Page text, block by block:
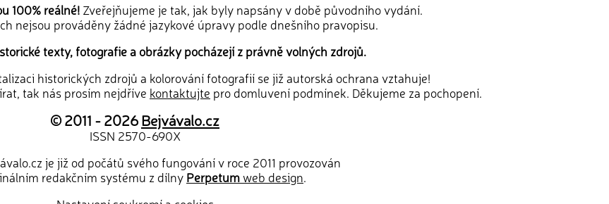
100% reálné! Zveřejňujeme je tak, jak byly napsány v době původního vydání.
nejsou prováděny žádné jazykové úpravy podle dnešního pravopisu.
texty, fotografie a obrázky pocházejí z právně volných zdrojů.
historických zdrojů a kolorování fotografií se již autorská ochrana vztahuje!
tak nás prosím nejdříve kontaktujte pro domluvení podmínek. Děkujeme za pochopení.
© 2011 - 2026Bejvávalo.cz
ISSN 2570-690X
je již od počátů svého fungování v roce 2011 provozován
redakčním systému z dílny Perpetumweb design.